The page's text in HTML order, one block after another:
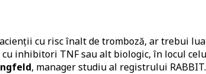
cu risc înalt de tromboză, ar trebui
inhibitori TNF sau alt biologic, în locul
, manager studiu al registrului RABBIT.